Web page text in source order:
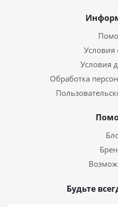
Условия
Условия
Обработка
Будьте